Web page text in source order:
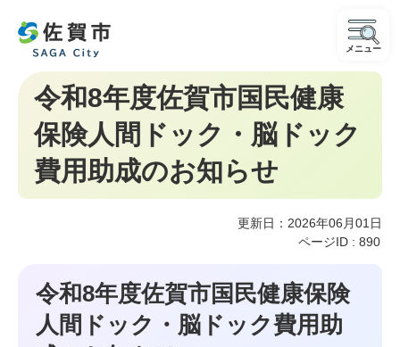
メニュー
令和8年度佐賀市国民健康
保険人間ドック・脳ドック
費用助成のお知らせ
更新日：2026年06月01日
ページID : 890
令和8年度佐賀市国民健康保険
人間ドック・脳ドック費用助